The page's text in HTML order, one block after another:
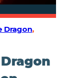
Dragon,